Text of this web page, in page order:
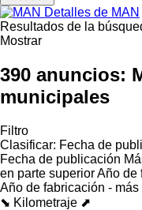
Detalles de MAN
Resultados de la
Mostrar
390 anuncios:
municipales
Filtro
Clasificar: Fecha de
Fecha de publicación
en parte superiorAño de
Año de fabricación -
⬊ Kilometraje ⬈